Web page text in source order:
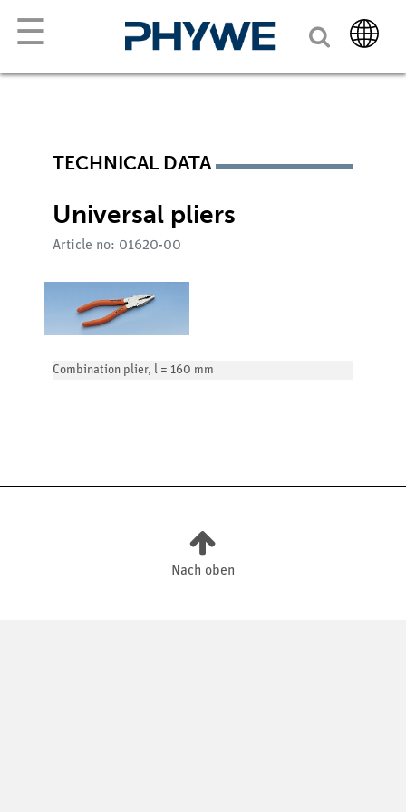
☰
TECHNICAL DATA
Universal pliers
Article no: 01620-00
Combination plier, l = 160 mm
Nach oben